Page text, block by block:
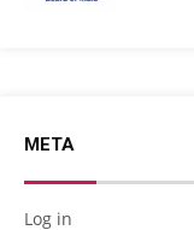
META
Log in